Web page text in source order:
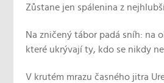
Zůstane jen spálenina z
Na zničený tábor padá sníh: na
které ukrývají ty, kdo se nikdy
V krutém mrazu časného jitra